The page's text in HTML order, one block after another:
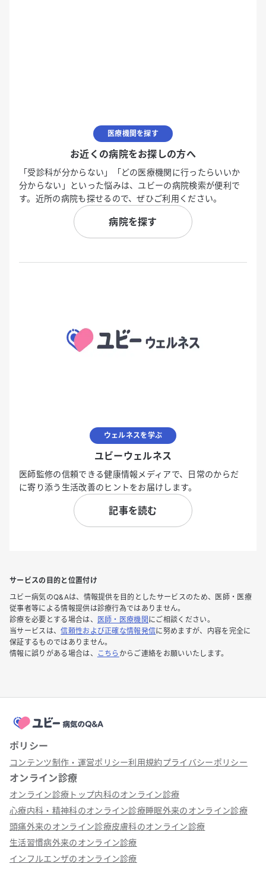
医療機関を探す
お近くの病院をお探しの方へ
「受診科が分からない」「どの医療機関に行ったらいいか
分からない」といった悩みは、ユビーの病院検索が便利で
す。近所の病院も探せるので、ぜひご利用ください。
病院を探す
ウェルネスを学ぶ
ユビーウェルネス
医師監修の信頼できる健康情報メディアで、日常のからだ
に寄り添う生活改善のヒントをお届けします。
記事を読む
サービスの目的と位置付け
ユビー病気のQ&Aは、情報提供を目的としたサービスのため、医師・医療
従事者等による情報提供は診療行為ではありません。
診療を必要とする場合は、
医師・医療機関 にご相談ください。
当サービスは、信頼性および正確な情報発信に努めますが、内容を完全に
保証するものではありません。
情報に誤りがある場合は、
こちら からご連絡をお願いいたします。
ポリシー
コンテンツ制作・運営ポリシー利用規約プライバシーポリシー
オンライン診療
オンライン診療トップ内科のオンライン診療
心療内科・精神科のオンライン診療睡眠外来のオンライン診療
頭痛外来のオンライン診療皮膚科のオンライン診療
生活習慣病外来のオンライン診療
インフルエンザのオンライン診療